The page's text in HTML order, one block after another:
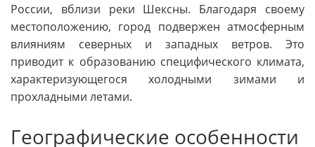
России, вблизи реки Шексны. Благодаря своему
местоположению, город подвержен атмосферным
влияниям северных и западных ветров. Это
приводит к образованию специфического климата,
характеризующегося холодными зимами и
прохладными летами.
Географические особенности